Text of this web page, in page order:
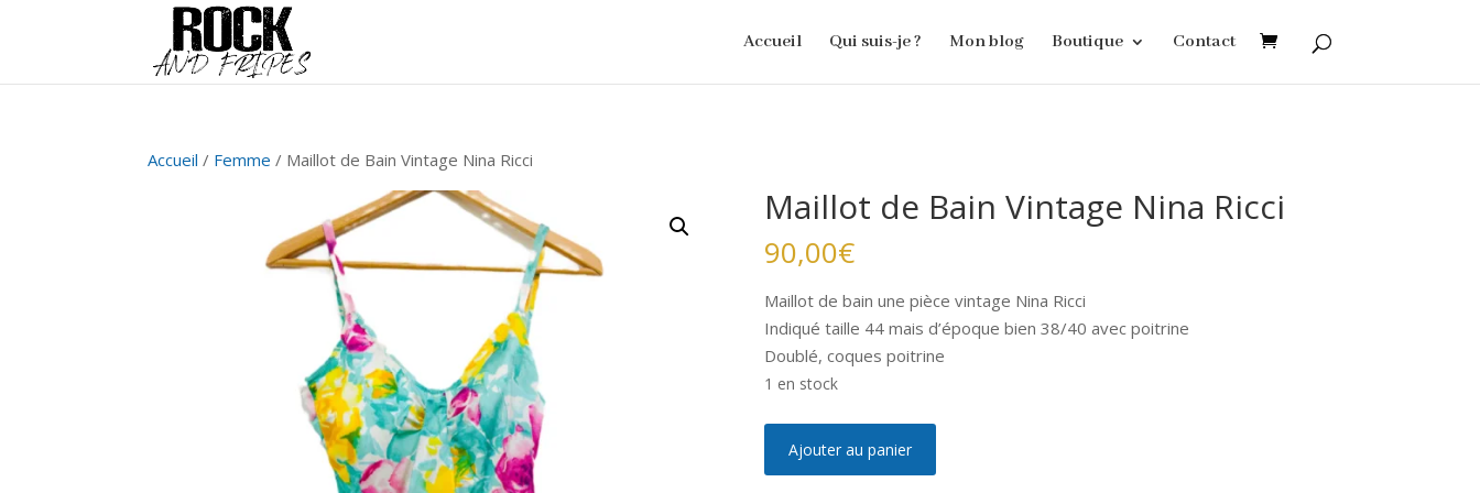
Accueil Qui suis-je ? Mon blog Boutique Contact
Accueil / Femme / Maillot de Bain Vintage Nina Ricci
Maillot de Bain Vintage Nina Ricci
90,00€
Maillot de bain une pièce vintage Nina Ricci
Indiqué taille 44 mais d’époque bien 38/40 avec poitrine
Doublé, coques poitrine
1 en stock
Ajouter au panier